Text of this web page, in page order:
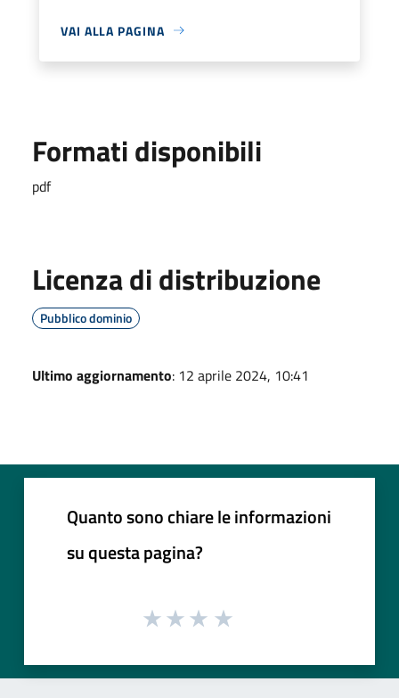
VAI ALLA PAGINA
Formati disponibili
pdf
Licenza di distribuzione
Pubblico dominio
Ultimo aggiornamento: 12 aprile 2024, 10:41
Quanto sono chiare le informazioni
su questa pagina?